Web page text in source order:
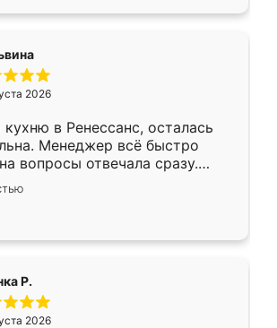
же он более разнообразный.
,если что-то потребуется из
заказывать только здесь.
2026
кухню в Ренессанс, осталась
Менеджер всё быстро
вопросы отвечала сразу.
в субботу, подошёл к
ответственностью. Собрали
работали аккуратно, даже
Р.
2026